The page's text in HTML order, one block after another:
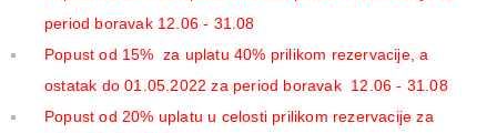
period boravak 12.06 - 31.08
Popust od 15% za uplatu 40% prilikom rezervacije, a
ostatak do 01.05.2022 za period boravak 12.06 - 31.08
Popust od 20% uplatu u celosti prilikom rezervacije za